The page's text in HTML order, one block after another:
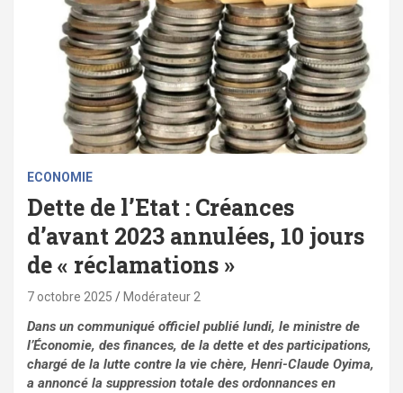
ECONOMIE
Dette de l’Etat : Créances
d’avant 2023 annulées, 10 jours
de « réclamations »
7 octobre 2025 Modérateur 2
Dans un communiqué officiel publié lundi, le ministre de
l’Économie, des finances, de la dette et des participations,
chargé de la lutte contre la vie chère, Henri-Claude Oyima,
a annoncé la suppression totale des ordonnances en